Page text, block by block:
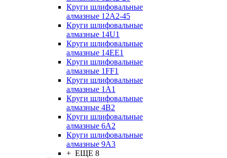
Круги шлифовальные
алмазные 12А2-45
Круги шлифовальные
алмазные 14U1
Круги шлифовальные
алмазные 14ЕЕ1
Круги шлифовальные
алмазные 1FF1
Круги шлифовальные
алмазные 1А1
Круги шлифовальные
алмазные 4В2
Круги шлифовальные
алмазные 6A2
Круги шлифовальные
алмазные 9А3
+ ЕЩЕ 8